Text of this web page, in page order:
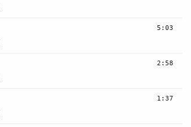
5:03
2:58
1:37